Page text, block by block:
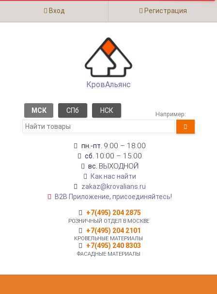
Вход Регистрация
КровАльянс
МСК СПб НСК Например:
пн.-пт. 9:00 – 18:00
сб. 10:00 – 15:00
вс. ВЫХОДНОЙ
Как нас найти
zakaz@krovalians.ru
B2B Приложение, присоединяйтесь!
+7(495) 204 2875
РОЗНИЧНЫЙ ОТДЕЛ В МОСКВЕ
+7(495) 204 2101
КРОВЕЛЬНЫЕ МАТЕРИАЛЫ
+7(495) 240 8303
ФАСАДНЫЕ МАТЕРИАЛЫ